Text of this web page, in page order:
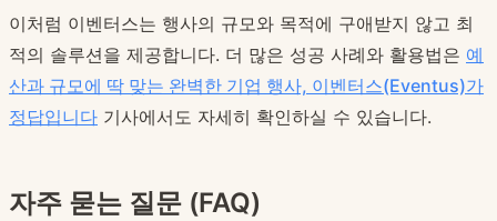
이처럼 이벤터스는 행사의 규모와 목적에 구애받지 않고 최
적의 솔루션을 제공합니다. 더 많은 성공 사례와 활용법은 예
산과 규모에 딱 맞는 완벽한 기업 행사, 이벤터스(Eventus)가
정답입니다 기사에서도 자세히 확인하실 수 있습니다.
자주 묻는 질문 (FAQ)